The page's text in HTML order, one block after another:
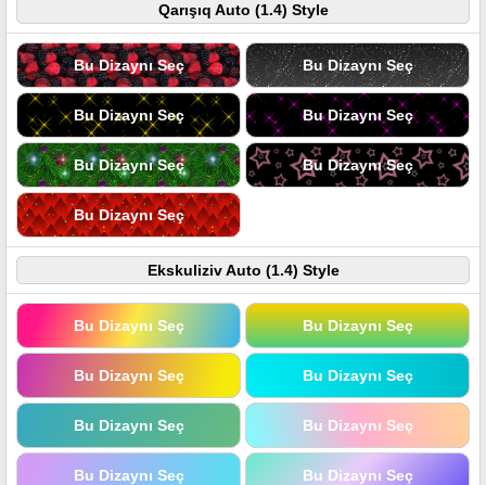
Qarışıq Auto (1.4) Style
Bu Dizaynı Seç Bu Dizaynı Seç
Bu Dizaynı Seç Bu Dizaynı Seç
Bu Dizaynı Seç Bu Dizaynı Seç
Bu Dizaynı Seç
Ekskuliziv Auto (1.4) Style
Bu Dizaynı Seç Bu Dizaynı Seç
Bu Dizaynı Seç Bu Dizaynı Seç
Bu Dizaynı Seç Bu Dizaynı Seç
Bu Dizaynı Seç Bu Dizaynı Seç